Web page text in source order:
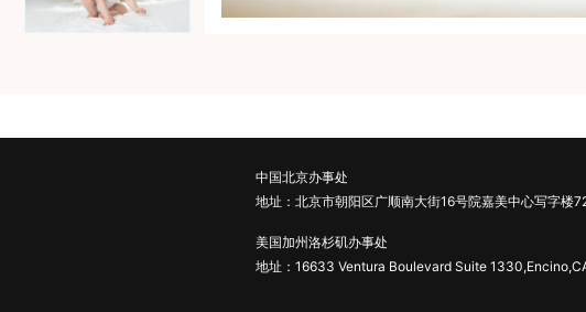
中国北京办事处
地址：北京市朝阳区广顺南大街16号院嘉美中心写字楼
美国加州洛杉矶办事处
地址：16633 Ventura Boulevard Suite